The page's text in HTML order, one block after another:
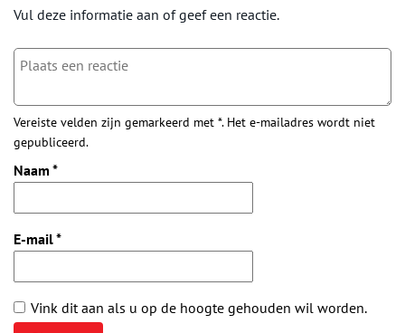
Vul deze informatie aan of geef een reactie.
Vereiste velden zijn gemarkeerd met *. Het e-mailadres wordt niet
gepubliceerd.
Naam *
E-mail*
Vink dit aan als u op de hoogte gehouden wil worden.